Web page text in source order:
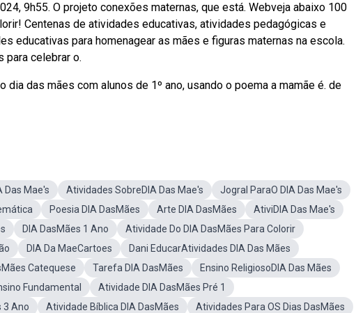
9h55. O projeto conexões maternas, que está. Webveja abaixo 100
Centenas de atividades educativas, atividades pedagógicas e
educativas para homenagear as mães e figuras maternas na escola.
para celebrar o.
das mães com alunos de 1º ano, usando o poema a mamãe é. de
Das Mae's Atividades SobreDIA Das Mae's
Jogral ParaO DIA Das Mae's
Poesia DIA DasMães Arte DIA DasMães
AtiviDIA Das Mae's
DIA DasMães 1 Ano
Atividade Do DIA DasMães Para Colorir
DIA Da MaeCartoes
Dani EducarAtividades DIA Das Mães
Catequese Tarefa DIA DasMães
Ensino ReligiosoDIA Das Mães
Fundamental
Atividade DIA DasMães Pré 1
3 Ano Atividade Bíblica DIA DasMães
Atividades Para OS Dias DasMães